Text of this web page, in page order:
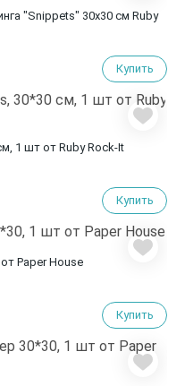
"Snippets" 30х30 см Ruby
Купить
1 шт от Ruby Rock-It
Купить
Paper House
Купить